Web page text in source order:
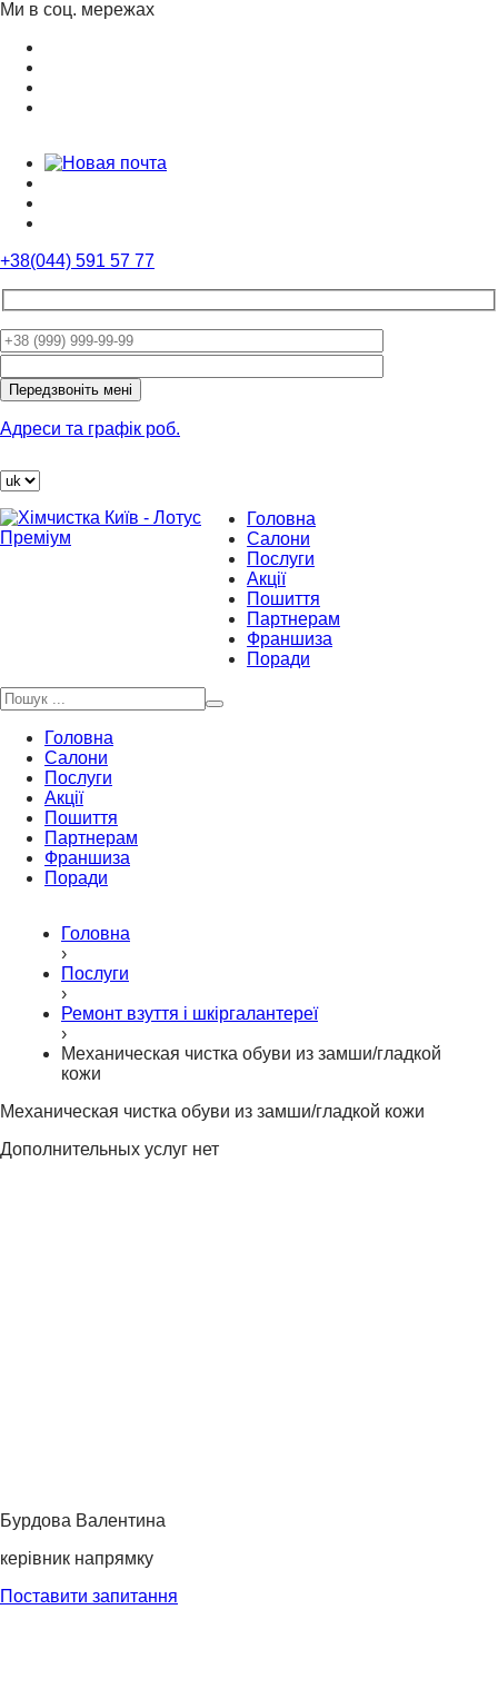
Ми в соц. мережах
+38(044) 591 57 77
leave
this
field
empty.
Адреси та графік роб.
Головна
Салони
Послуги
Акції
Пошиття
Партнерам
Франшиза
Поради
Головна
Салони
Послуги
Акції
Пошиття
Партнерам
Франшиза
Поради
Головна
›
Послуги
›
Ремонт взуття і шкіргалантереї
›
Механическая чистка обуви из замши/гладкой
кожи
Механическая чистка обуви из замши/гладкой кожи
Дополнительных услуг нет
Бурдова Валентина
керівник напрямку
Поставити запитання